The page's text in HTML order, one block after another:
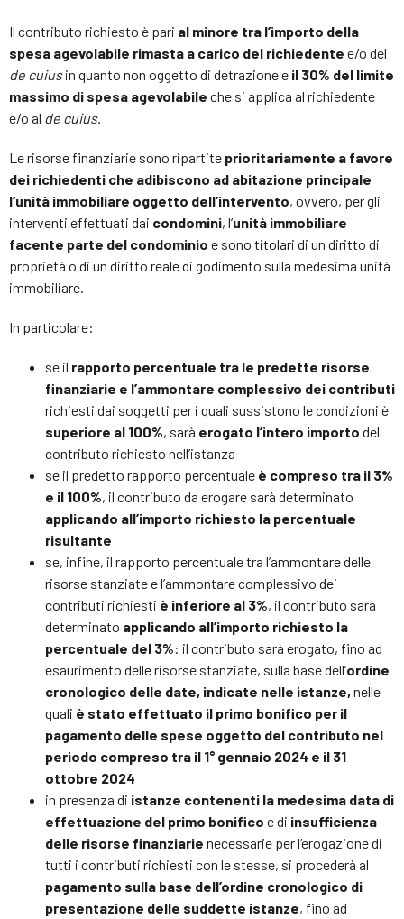
Il contributo richiesto è pari al minore tra l’importo della
spesa agevolabile rimasta a carico del richiedente e/o del
de cuiusin quanto non oggetto di detrazione e il 30% del limite
massimo di spesa agevolabile che si applica al richiedente
e/o al de cuius.
Le risorse finanziarie sono ripartite prioritariamente a favore
dei richiedenti che adibiscono ad abitazione principale
l’unità immobiliare oggetto dell’intervento, ovvero, per gli
interventi effettuati dai condomini, l’unità immobiliare
facente parte del condominio e sono titolari di un diritto di
proprietà o di un diritto reale di godimento sulla medesima unità
immobiliare.
In particolare:
se il rapporto percentuale tra le predette risorse
finanziarie e l’ammontare complessivo dei contributi
richiesti dai soggetti per i quali sussistono le condizioni è
superiore al 100%, sarà erogato l’intero importo del
contributo richiesto nell’istanza
se il predetto rapporto percentuale è compreso tra il 3%
e il 100%, il contributo da erogare sarà determinato
applicando all’importo richiesto la percentuale
risultante
se, infine, il rapporto percentuale tra l’ammontare delle
risorse stanziate e l’ammontare complessivo dei
contributi richiesti è inferiore al 3%, il contributo sarà
determinato applicando all’importo richiesto la
percentuale del 3%: il contributo sarà erogato, fino ad
esaurimento delle risorse stanziate, sulla base dell’ordine
cronologico delle date, indicate nelle istanze, nelle
quali è stato effettuato il primo bonifico per il
pagamento delle spese oggetto del contributo nel
periodo compreso tra il 1° gennaio 2024 e il 31
ottobre 2024
in presenza di istanze contenenti la medesima data di
effettuazione del primo bonifico e di insufficienza
delle risorse finanziarie necessarie per l’erogazione di
tutti i contributi richiesti con le stesse, si procederà al
pagamento sulla base dell’ordine cronologico di
presentazione delle suddette istanze, fino ad